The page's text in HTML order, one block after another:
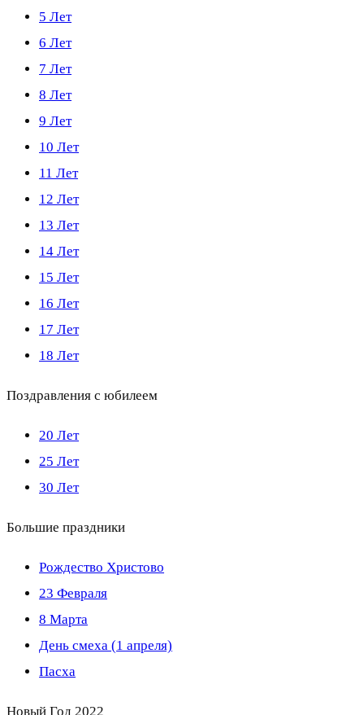
5 Лет
6 Лет
7 Лет
8 Лет
9 Лет
10 Лет
11 Лет
12 Лет
13 Лет
14 Лет
15 Лет
16 Лет
17 Лет
18 Лет
Поздравления с юбилеем
20 Лет
25 Лет
30 Лет
Большие праздники
Рождество Христово
23 Февраля
8 Марта
День смеха (1 апреля)
Пасха
Новый Год 2022